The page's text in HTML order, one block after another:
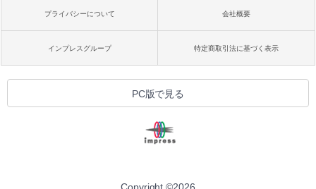
プライバシーについて 会社概要
インプレスグループ 特定商取引法に基づく表示
PC版で見る
Copyright ©2026